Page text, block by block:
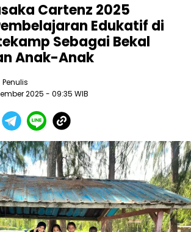
Cartenz 2025
Edukatif di
Sebagai Bekal
Anak-Anak
2025 - 09:35 WIB